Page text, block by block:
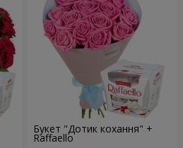
Букет "Дотик кохання" +
Raffaello